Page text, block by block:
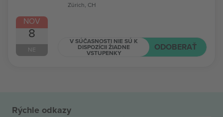
NOV
8
NE
Zürich, CH
V SÚČASNOSTI NIE SÚ K
DISPOZÍCII ŽIADNE
VSTUPENKY
ODOBERAŤ
Rýchle odkazy